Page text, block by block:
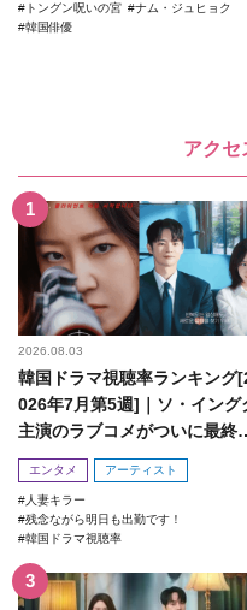
トングン呪いの宮
ナム・ジュヒョク
韓国俳優
アクセ
2026.08.03
韓国ドラマ視聴率ランキング
026年7月第5週]｜ソ・イング
主演のラブコメがついに最終
回！
エンタメ アーティスト
人妻キラー
残念ながら明日も出勤です！
韓国ドラマ視聴率